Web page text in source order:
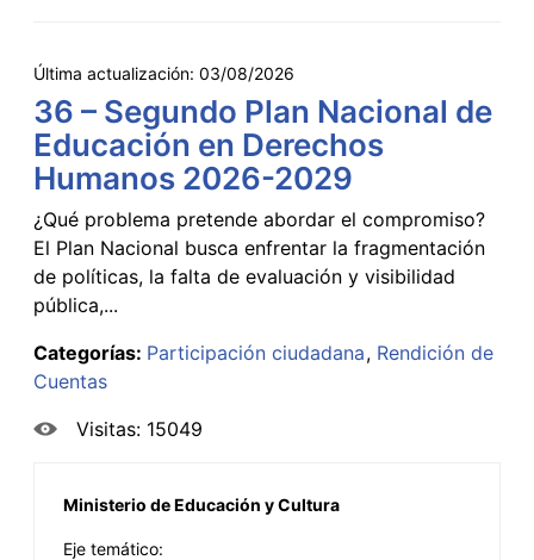
Última actualización: 03/08/2026
36 – Segundo Plan Nacional de
Educación en Derechos
Humanos 2026-2029
¿Qué problema pretende abordar el compromiso?
El Plan Nacional busca enfrentar la fragmentación
de políticas, la falta de evaluación y visibilidad
pública,...
Categorías: Participación ciudadana Rendición de
Cuentas
Visitas: 15049
Ministerio de Educación y Cultura
Eje temático: